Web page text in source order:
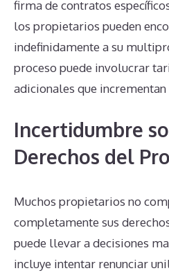
firma de contratos
los propietarios pueden
indefinidamente a su
proceso puede involucrar
adicionales que
Incertidumbre
Derechos del
Muchos propietarios no
completamente sus
puede llevar a decisiones
incluye intentar renunciar